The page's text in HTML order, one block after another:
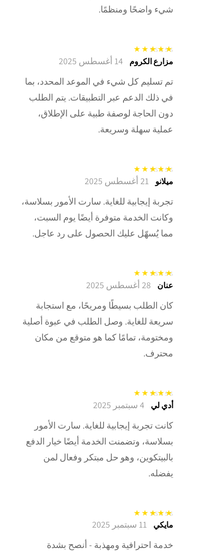
شيء واضحًا ومنظمًا.
تم التقييم5من
مزارع الكروم 14 أغسطس 2025
تم تسليم كل شيء في الموعد المحدد، بما
في ذلك الدعم عبر التطبيقات. يتم الطلب
دون الحاجة لوصفة طبية على الإطلاق،
عملية سهلة وسريعة.
تم التقييم 5من ميلانو 21 أغسطس 2025
تجربة إيجابية للغاية. سارت الأمور بسلاسة،
وكانت الخدمة متوفرة أيضًا يوم السبت،
مما يُسهّل عليك الحصول على رد عاجل.
تم التقييم5من عنان 28 أغسطس 2025
كان الطلب بسيطًا ومريحًا، مع استجابة
سريعة للغاية. وصل الطلب في عبوة أصلية
ومختومة، تمامًا كما هو متوقع من مكان
محترف.
تم التقييم من أدي لي 4 سبتمبر 2025
كانت تجربة إيجابية للغاية. سارت الأمور
بسلاسة، وتضمنت الخدمة أيضًا خيار الدفع
بالبيتكوين، وهو حل مبتكر وفعال لمن
يفضله.
تم التقييم 5من مايكي 11 سبتمبر 2025
خدمة احترافية ومهذبة - أنصح بشدة